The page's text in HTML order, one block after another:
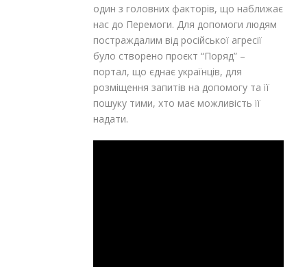
один з головних факторів, що наближає
нас до Перемоги. Для допомоги людям
постраждалим від російської агресії
було створено проєкт “Поряд” –
портал, що єднає українців, для
розміщення запитів на допомогу та її
пошуку тими, хто має можливість її
надати.